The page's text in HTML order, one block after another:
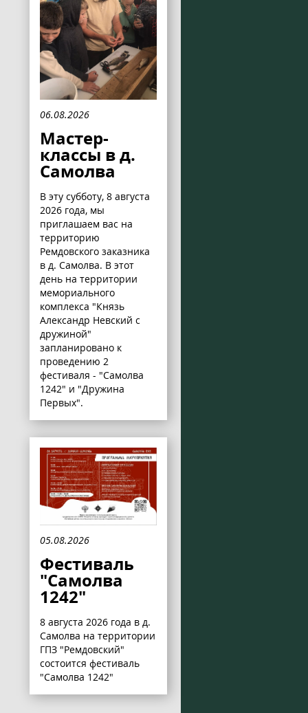
06.08.2026
Мастер-
классы в д.
Самолва
В эту субботу, 8 августа
2026 года, мы
приглашаем вас на
территорию
Ремдовского заказника
в д. Самолва. В этот
день на территории
мемориального
комплекса "Князь
Александр Невский с
дружиной"
запланировано к
проведению 2
фестиваля - "Самолва
1242" и "Дружина
Первых".
05.08.2026
Фестиваль
"Самолва
1242"
8 августа 2026 года в д.
Самолва на территории
ГПЗ "Ремдовский"
состоится фестиваль
"Самолва 1242"